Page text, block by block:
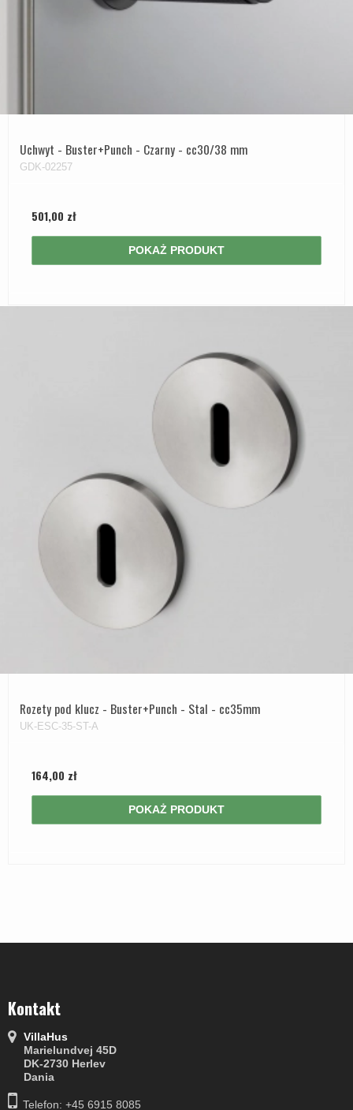
Uchwyt - Buster+Punch - Czarny - cc30/38 mm
GDK-02257
501,00 zł
POKAŻ PRODUKT
Rozety pod klucz - Buster+Punch - Stal - cc35mm
UK-ESC-35-ST-A
164,00 zł
POKAŻ PRODUKT
Kontakt
VillaHus
Marielundvej 45D
DK-2730 Herlev
Dania
Telefon: +45 6915 8085